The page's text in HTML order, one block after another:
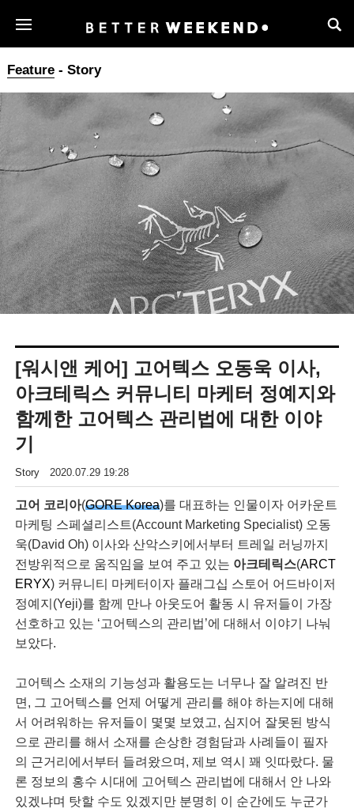
Feature- Story
[워시앤 케어] 고어텍스 오동욱 이사,
아크테릭스 커뮤니티 마케터 정예지와
함께한 고어텍스 관리법에 대한 이야
기
Story 2020.07.29 19:28
고어 코리아(GORE Korea)를 대표하는 인물이자 어카운트
마케팅 스페셜리스트(Account Marketing Specialist) 오동
욱(David Oh) 이사와 산악스키에서부터 트레일 러닝까지
전방위적으로 움직임을 보여 주고 있는 아크테릭스(ARCT
ERYX) 커뮤니티 마케터이자 플래그십 스토어 어드바이저
정예지(Yeji)를 함께 만나 아웃도어 활동 시 유저들이 가장
선호하고 있는 ‘고어텍스의 관리법’에 대해서 이야기 나눠
보았다.
고어텍스 소재의 기능성과 활용도는 너무나 잘 알려진 반
면, 그 고어텍스를 언제 어떻게 관리를 해야 하는지에 대해
서 어려워하는 유저들이 몇몇 보였고, 심지어 잘못된 방식
으로 관리를 해서 소재를 손상한 경험담과 사례들이 필자
의 근거리에서부터 들려왔으며, 제보 역시 꽤 잇따랐다. 물
론 정보의 홍수 시대에 고어텍스 관리법에 대해서 안 나와
있겠냐며 탓할 수도 있겠지만 분명히 이 순간에도 누군가